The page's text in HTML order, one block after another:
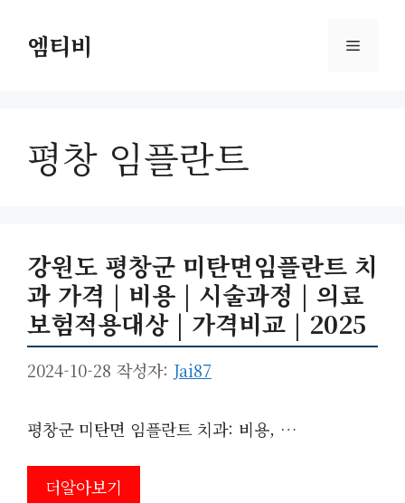
엠티비 메
평창 임플란트
강원도 평창군 미탄면임플란트 치
과 가격 | 비용 | 시술과정 | 의료
보험적용대상 | 가격비교 | 2025
2024-10-28 작성자: Jai87
평창군 미탄면 임플란트 치과: 비용, …
더알아보기